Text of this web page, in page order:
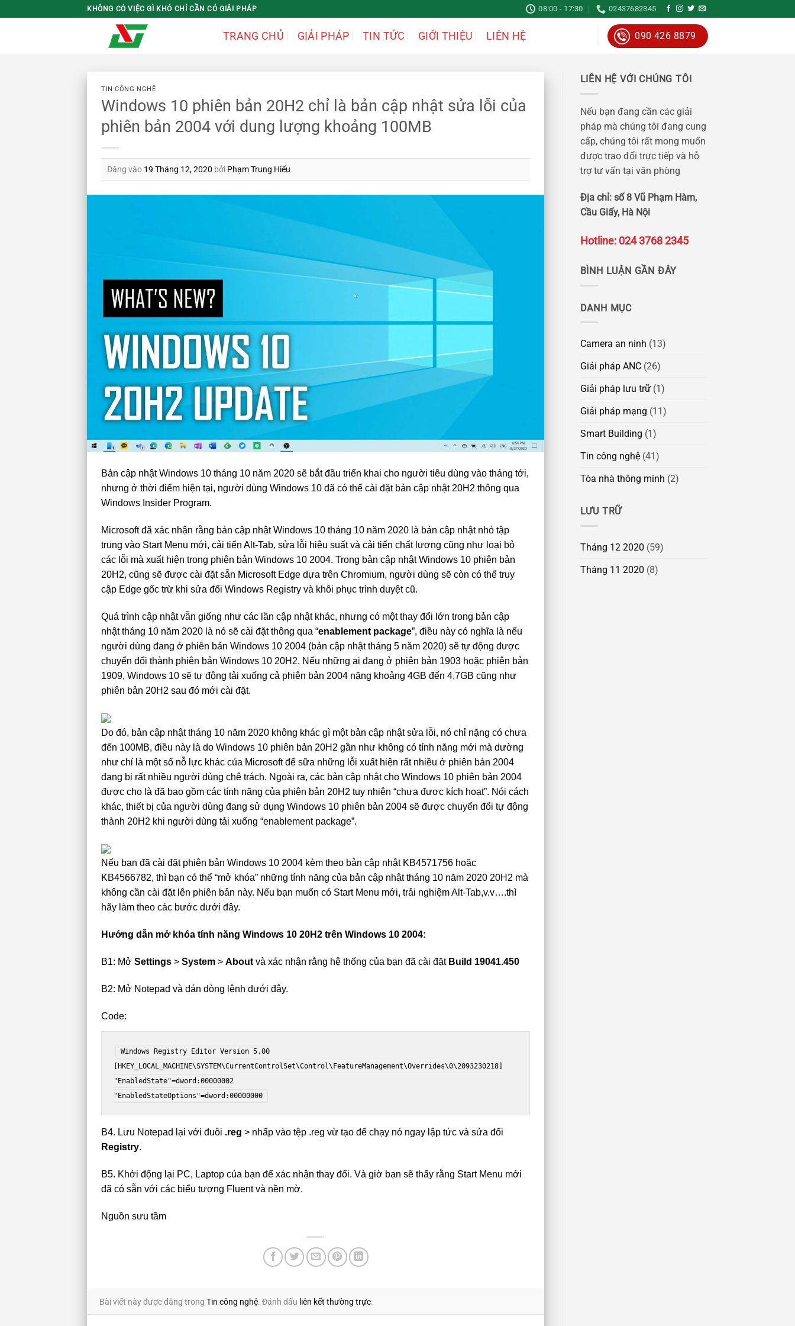
qua
KHÔNG CÓ VIỆC GÌ KHÓ CHỈ CẦN CÓ GIẢI PHÁP 08:00 - 17:30 02437682345
TRANG CHỦ GIẢI PHÁP TIN TỨC GIỚI THIỆU LIÊN HỆ 090 426 8879
TIN CÔNG NGHỆ
Windows 10 phiên bản 20H2 chỉ là bản cập nhật sửa lỗi của
phiên bản 2004 với dung lượng khoảng 100MB
Đăng vào 19 Tháng 12, 2020 bởi Phạm Trung Hiếu
Bản cập nhật Windows 10 tháng 10 năm 2020 sẽ bắt đầu triển khai cho người tiêu dùng vào tháng tới,
nhưng ở thời điểm hiện tại, người dùng Windows 10 đã có thể cài đặt bản cập nhật 20H2 thông qua
Windows Insider Program.
Microsoft đã xác nhận rằng bản cập nhật Windows 10 tháng 10 năm 2020 là bản cập nhật nhỏ tập
trung vào Start Menu mới, cải tiến Alt-Tab, sửa lỗi hiệu suất và cải tiến chất lượng cũng như loại bỏ
các lỗi mà xuất hiện trong phiên bản Windows 10 2004. Trong bản cập nhật Windows 10 phiên bản
20H2, cũng sẽ được cài đặt sẵn Microsoft Edge dựa trên Chromium, người dùng sẽ còn có thể truy
cập Edge gốc trừ khi sửa đổi Windows Registry và khôi phục trình duyệt cũ.
Quá trình cập nhật vẫn giống như các lần cập nhật khác, nhưng có một thay đổi lớn trong bản cập
nhật tháng 10 năm 2020 là nó sẽ cài đặt thông qua “enablement package”, điều này có nghĩa là nếu
người dùng đang ở phiên bản Windows 10 2004 (bản cập nhật tháng 5 năm 2020) sẽ tự động được
chuyển đổi thành phiên bản Windows 10 20H2. Nếu những ai đang ở phiên bản 1903 hoặc phiên bản
1909, Windows 10 sẽ tự động tải xuống cả phiên bản 2004 nặng khoảng 4GB đến 4,7GB cũng như
phiên bản 20H2 sau đó mới cài đặt.
Do đó, bản cập nhật tháng 10 năm 2020 không khác gì một bản cập nhật sửa lỗi, nó chỉ nặng có chưa
đến 100MB, điều này là do Windows 10 phiên bản 20H2 gần như không có tính năng mới mà dường
như chỉ là một số nỗ lực khác của Microsoft để sữa những lỗi xuất hiện rất nhiều ở phiên bản 2004
đang bị rất nhiều người dùng chê trách. Ngoài ra, các bản cập nhật cho Windows 10 phiên bản 2004
được cho là đã bao gồm các tính năng của phiên bản 20H2 tuy nhiên “chưa được kích hoạt”. Nói cách
khác, thiết bị của người dùng đang sử dụng Windows 10 phiên bản 2004 sẽ được chuyển đổi tự động
thành 20H2 khi người dùng tải xuống “enablement package”.
Nếu bạn đã cài đặt phiên bản Windows 10 2004 kèm theo bản cập nhật KB4571756 hoặc
KB4566782, thì bạn có thể “mở khóa” những tính năng của bản cập nhật tháng 10 năm 2020 20H2 mà
không cần cài đặt lên phiên bản này. Nếu bạn muốn có Start Menu mới, trải nghiệm Alt-Tab,v.v….thì
hãy làm theo các bước dưới đây.
Hướng dẫn mở khóa tính năng Windows 10 20H2 trên Windows 10 2004:
B1: Mở Settings > System > About và xác nhận rằng hệ thống của bạn đã cài đặt Build 19041.450
B2: Mở Notepad và dán dòng lệnh dưới đây.
Code:
Windows Registry Editor Version 5.00
[HKEY_LOCAL_MACHINE\SYSTEM\CurrentControlSet\Control\FeatureManagement\Overrides\0\2093230218]
"EnabledState"=dword:00000002
"EnabledStateOptions"=dword:00000000
B4. Lưu Notepad lại với đuôi .reg > nhấp vào tệp .reg vừ tạo để chạy nó ngay lập tức và sửa đổi
Registry.
B5. Khởi động lại PC, Laptop của bạn để xác nhận thay đổi. Và giờ bạn sẽ thấy rằng Start Menu mới
đã có sẵn với các biểu tượng Fluent và nền mờ.
Nguồn sưu tầm
Bài viết này được đăng trong Tin công nghệ. Đánh dấu liên kết thường trực.
LIÊN HỆ VỚI CHÚNG TÔI
Nếu bạn đang cần các giải
pháp mà chúng tôi đang cung
cấp, chúng tôi rất mong muốn
được trao đổi trực tiếp và hỗ
trợ tư vấn tại văn phòng
Địa chỉ: số 8 Vũ Phạm Hàm,
Cầu Giấy, Hà Nội
Hotline: 024 3768 2345
BÌNH LUẬN GẦN ĐÂY
DANH MỤC
Camera an ninh (13)
Giải pháp ANC(26)
Giải pháp lưu trữ(1)
Giải pháp mạng (11)
Smart Building (1)
Tin công nghệ(41)
Tòa nhà thông minh (2)
LƯU TRỮ
Tháng 12 2020 (59)
Tháng 11 2020 (8)